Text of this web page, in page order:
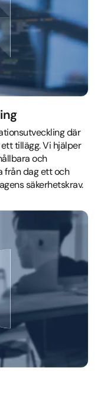
där
tillägg. Vi hjälper
och
från dag ett och
säkerhetskrav.